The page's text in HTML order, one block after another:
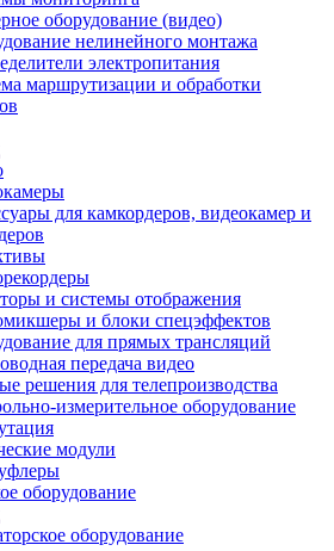
оборудование (видео)
нелинейного монтажа
электропитания
маршрутизации и обработки
для камкордеров, видеокамер и
и системы отображения
и блоки спецэффектов
для прямых трансляций
передача видео
решения для телепроизводства
измерительное оборудование
модули
оборудование
оборудование